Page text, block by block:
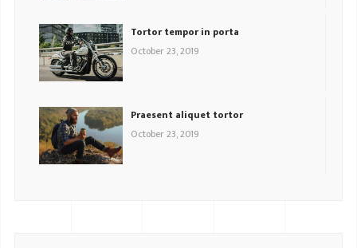
Tortor tempor in porta
October 23, 2019
Praesent aliquet tortor
October 23, 2019